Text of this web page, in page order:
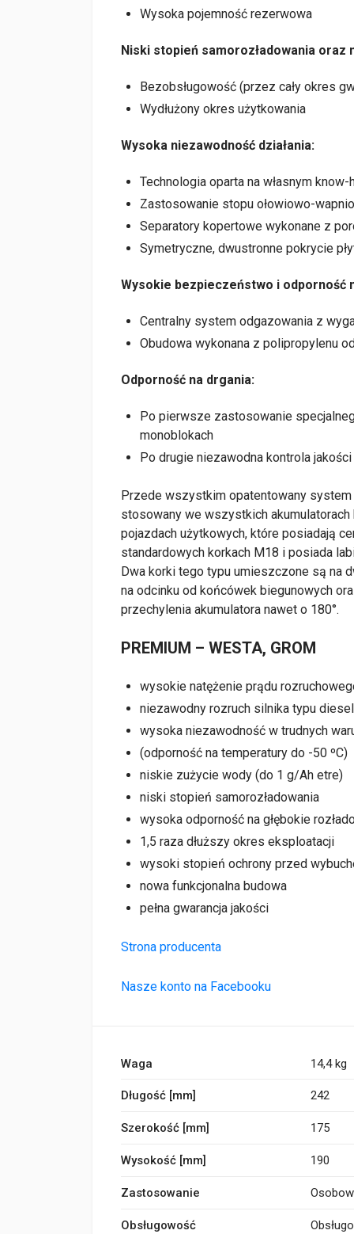
Wysoka pojemność rezerwowa
Niski stopień samorozładowania oraz
Bezobsługowość (przez cały okres
Wydłużony okres użytkowania
Wysoka niezawodność działania:
Technologia oparta na własnym
Zastosowanie stopu ołowiowo-
Separatory kopertowe wykonane z
Symetryczne, dwustronne pokrycie
Wysokie bezpieczeństwo i odporność
Centralny system odgazowania z
Obudowa wykonana z polipropylenu
Odporność na drgania:
Po pierwsze zastosowanie
monoblokach
Po drugie niezawodna kontrola
Przede wszystkim opatentowany
stosowany we wszystkich
pojazdach użytkowych, które posiadają
standardowych korkach M18 i posiada
Dwa korki tego typu umieszczone są na
na odcinku od końcówek biegunowych
przechylenia akumulatora nawet o 180°.
PREMIUM – WESTA, GROM
wysokie natężenie prądu
niezawodny rozruch silnika typu
wysoka niezawodność w trudnych
(odporność na temperatury do -50 ºC)
niskie zużycie wody (do 1 g/Ah etre)
niski stopień samorozładowania
wysoka odporność na głębokie
1,5 raza dłuższy okres eksploatacji
wysoki stopień ochrony przed
nowa funkcjonalna budowa
pełna gwarancja jakości
Strona producenta
Nasze konto na Facebooku
Waga 14,4 kg
Długość [mm] 242
Szerokość [mm] 175
Wysokość [mm] 190
Zastosowanie
Obsługowość